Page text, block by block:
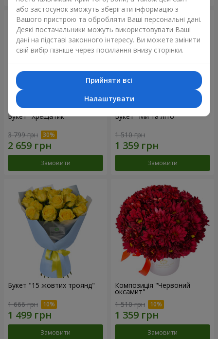
Букет "Хрещатик"
3 799 грн
Замовити
Букет "Ми та літо"
1 510 грн
Замовити
Букет "15 жовтих троянд"
1 666 грн
Замовити
Композиція "Червоний
оксамит"
1 510 грн
Замовити
або застосунок зможуть зберігати інформацію з
Вашого пристрою та обробляти Ваші персональні дані.
Деякі постачальники можуть використовувати Ваші
дані на підставі законного інтересу. Ви можете змінити
свій вибір пізніше через посилання внизу сторінки.
Прийняти всі
Налаштувати